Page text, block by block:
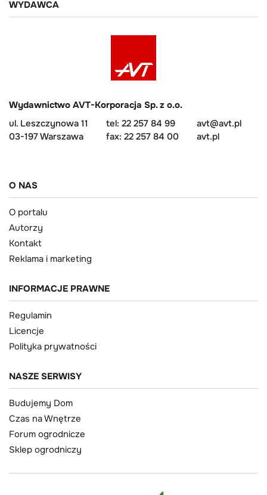
WYDAWCA
Wydawnictwo AVT-Korporacja Sp. z o.o.
ul. Leszczynowa 11
03-197 Warszawa
tel: 22 257 84 99
fax: 22 257 84 00
avt@avt.pl
avt.pl
O NAS
O portalu
Autorzy
Kontakt
Reklama i marketing
INFORMACJE PRAWNE
Regulamin
Licencje
Polityka prywatności
NASZE SERWISY
Budujemy Dom
Czas na Wnętrze
Forum ogrodnicze
Sklep ogrodniczy